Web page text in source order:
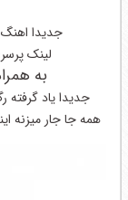
جدیدا
لینک
به
جدیدا یاد گرفته
همه جا جار میزنه